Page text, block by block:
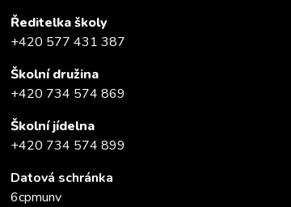
Ředitelka školy
+420 577 431 387
Školní družina
+420 734 574 869
Školní jídelna
+420 734 574 899
Datová schránka
6cpmunv